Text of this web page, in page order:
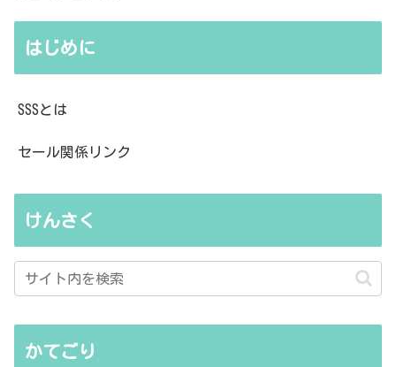
はじめに
SSSとは
セール関係リンク
けんさく
かてごり